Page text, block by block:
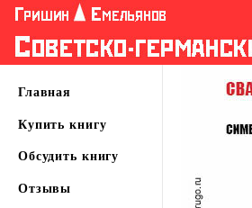
Главная
Купить книгу
Обсудить книгу
Отзывы